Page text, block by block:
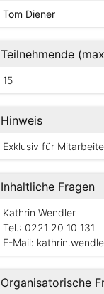
Tom Diener
Teilnehmende
15
Hinweis
Exklusiv für
Inhaltliche Fragen
Kathrin Wendler
Tel.: 0221 20 10 131
E-Mail:
Organisatorische